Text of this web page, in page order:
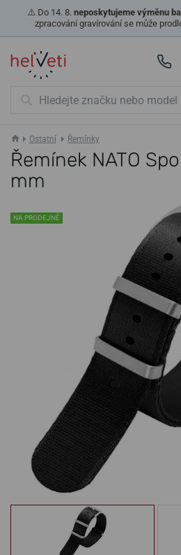
⚠️ Do 14. 8. neposkytujeme výměnu
zpracování gravírování se může
Ostatní Řemínky
Řemínek NATO
mm
NA PRODEJNĚ